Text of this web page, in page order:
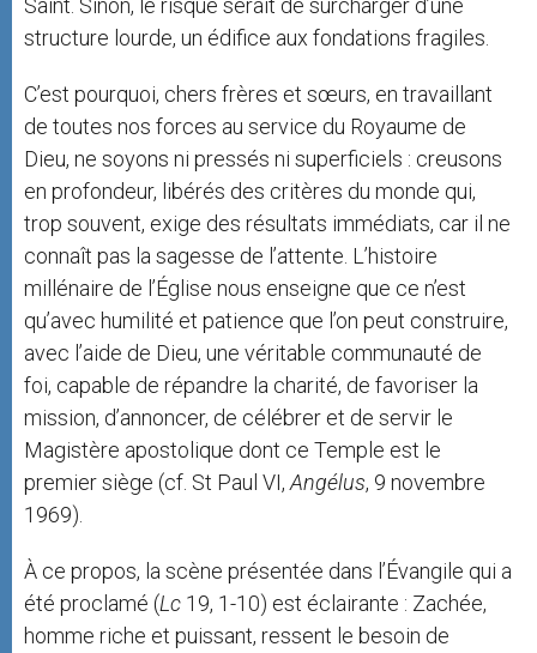
Saint. Sinon, le risque serait de surcharger d’une
structure lourde, un édifice aux fondations fragiles.
C’est pourquoi, chers frères et sœurs, en travaillant
de toutes nos forces au service du Royaume de
Dieu, ne soyons ni pressés ni superficiels : creusons
en profondeur, libérés des critères du monde qui,
trop souvent, exige des résultats immédiats, car il ne
connaît pas la sagesse de l’attente. L’histoire
millénaire de l’Église nous enseigne que ce n’est
qu’avec humilité et patience que l’on peut construire,
avec l’aide de Dieu, une véritable communauté de
foi, capable de répandre la charité, de favoriser la
mission, d’annoncer, de célébrer et de servir le
Magistère apostolique dont ce Temple est le
premier siège (cf. St Paul VI, Angélus, 9 novembre
1969).
À ce propos, la scène présentée dans l’Évangile qui a
été proclamé (Lc 19, 1-10) est éclairante : Zachée,
homme riche et puissant, ressent le besoin de